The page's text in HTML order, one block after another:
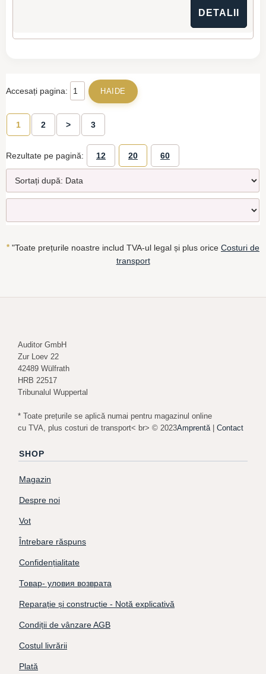
DETALII
Accesați pagina:
1 2 > 3
Rezultate pe pagină: 12 20 60
* "Toate prețurile noastre includ TVA-ul legal și plus orice Costuri de
transport
Auditor GmbH
Zur Loev 22
42489 Wülfrath
HRB 22517
Tribunalul Wuppertal
* Toate prețurile se aplică numai pentru magazinul online
cu TVA, plus costuri de transport< br> © 2023Amprentă | Contact
SHOP
Magazin
Despre noi
Vot
Întrebare răspuns
Confidențialitate
Товар- уловия возврата
Reparație și construcție - Notă explicativă
Condiții de vânzare AGB
Costul livrării
Plată